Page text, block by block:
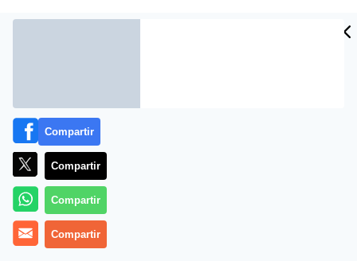
Más información
Compartir
Compartir
Compartir
Compartir